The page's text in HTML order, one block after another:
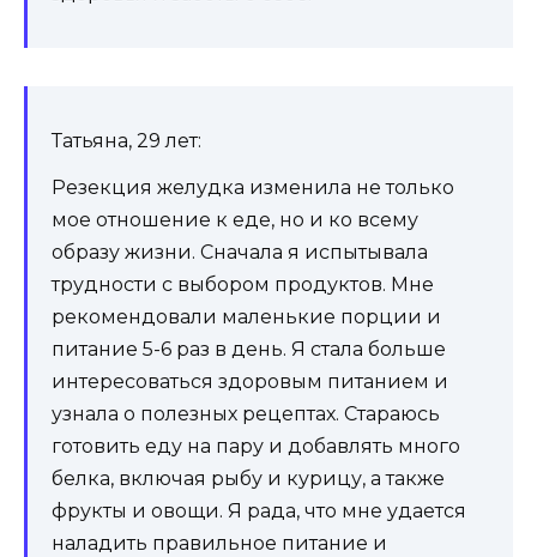
Татьяна, 29 лет:
Резекция желудка изменила не только
мое отношение к еде, но и ко всему
образу жизни. Сначала я испытывала
трудности с выбором продуктов. Мне
рекомендовали маленькие порции и
питание 5-6 раз в день. Я стала больше
интересоваться здоровым питанием и
узнала о полезных рецептах. Стараюсь
готовить еду на пару и добавлять много
белка, включая рыбу и курицу, а также
фрукты и овощи. Я рада, что мне удается
наладить правильное питание и